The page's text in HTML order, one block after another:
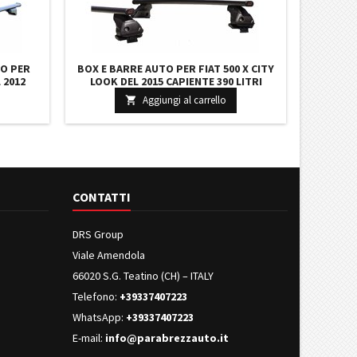
PER
2012
BOX E BARRE AUTO PER FIAT 500 X CITY
LOOK DEL 2015 CAPIENTE 390 LITRI
COLORE GRIGIO CON CHIAVE BARRE 127
CM E KIT ATTACCHI NUOVO
 Aggiungi al carrello
CONTATTI
DRS Group
Viale Amendola
66020 S.G. Teatino (CH) – ITALY
Telefono: +39337407223
WhatsApp: +39337407223
E-mail: info@parabrezzauto.it